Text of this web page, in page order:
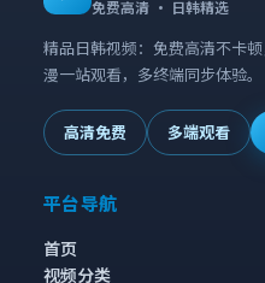
免费高清 · 日韩精选
精品日韩视频：免费高清不卡
漫一站观看，多终端同步体验。
高清免费 多端观看
平台导航
首页
视频分类